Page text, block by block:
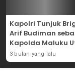
Kapolri Tunjuk
Arif Budiman
Kapolda Maluku
3 bulan yang lalu